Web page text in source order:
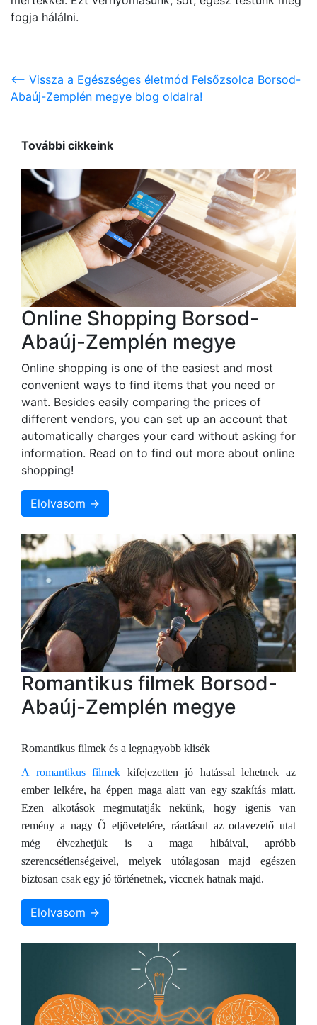
fogja hálálni.
<-- Vissza a Egészséges életmód Felsőzsolca Borsod-
Abaúj-Zemplén megye blog oldalra!
További cikkeink
Online Shopping Borsod-
Abaúj-Zemplén megye
Online shopping is one of the easiest and most
convenient ways to find items that you need or
want. Besides easily comparing the prices of
different vendors, you can set up an account that
automatically charges your card without asking for
information. Read on to find out more about online
shopping!
Elolvasom →
Romantikus filmek Borsod-
Abaúj-Zemplén megye
Romantikus filmek és a legnagyobb klisék
A romantikus filmek kifejezetten jó hatással lehetnek az
ember lelkére, ha éppen maga alatt van egy szakítás miatt.
Ezen alkotások megmutatják nekünk, hogy igenis van
remény a nagy Ő eljövetelére, ráadásul az odavezető utat
még élvezhetjük is a maga hibáival, apróbb
szerencsétlenségeivel, melyek utólagosan majd egészen
biztosan csak egy jó történetnek, viccnek hatnak majd.
Elolvasom →